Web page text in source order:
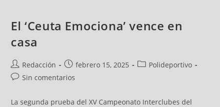
El ‘Ceuta Emociona’ vence en
casa
Redacción febrero 15, 2025
Polideportivo
Sin comentarios
La segunda prueba del XV Campeonato Interclubes del